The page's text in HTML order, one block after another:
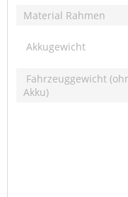
Material Rahmen
Akkugewicht
Fahrzeuggewicht
Akku)